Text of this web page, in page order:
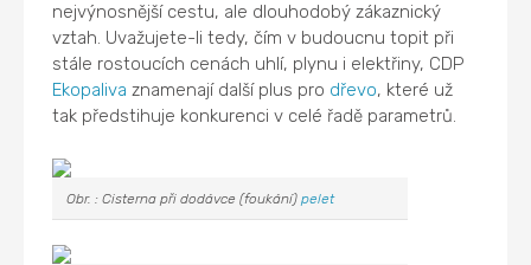
nejvýnosnější cestu, ale dlouhodobý zákaznický
vztah. Uvažujete-li tedy, čím v budoucnu topit při
stále rostoucích cenách uhlí, plynu i elektřiny, CDP
Ekopaliva znamenají další plus pro dřevo, které už
tak předstihuje konkurenci v celé řadě parametrů.
Obr. : Cisterna při dodávce (foukání)pelet